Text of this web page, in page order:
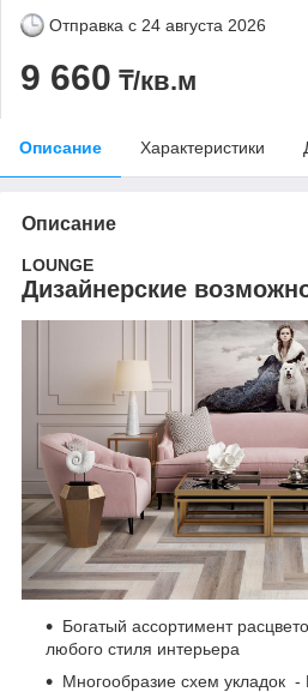
Отправка с 24 августа 2026
9 660 ₸/кв.м
Описание Характеристики
Описание
LOUNGE
Дизайнерские
Богатый ассортимент
любого стиля интерьера
Многообразие схем укладок